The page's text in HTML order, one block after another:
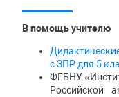
В помощь учителю
с ЗПР для 5
ФГБНУ
Российской